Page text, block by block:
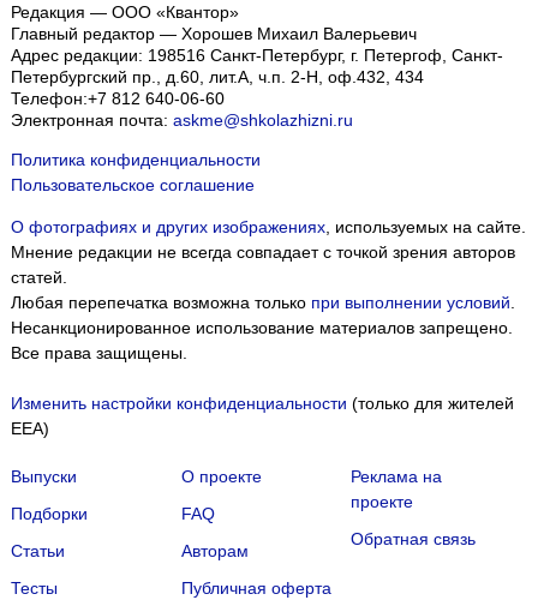
Редакция — ООО «Квантор»
Главный редактор — Хорошев Михаил Валерьевич
Адрес редакции: 198516 Санкт-Петербург, г. Петергоф Санкт-
Петербургский пр., д.60, лит.А, ч.п. 2-Н, оф.432, 434
Телефон:+7 812 640-06-60
Электронная почта: askme@shkolazhizni.ru
Политика конфиденциальности
Пользовательское соглашение
О фотографиях и других изображениях, используемых на сайте.
Мнение редакции не всегда совпадает с точкой зрения авторов
статей.
Любая перепечатка возможна только при выполнении условий
Несанкционированное использование материалов запрещено.
Все права защищены.
Изменить настройки конфиденциальности (только для жителей
EEA)
Выпуски
Подборки
Статьи
Тесты
О проекте
FAQ
Авторам
Публичная оферта
Реклама на
проекте
Обратная связь